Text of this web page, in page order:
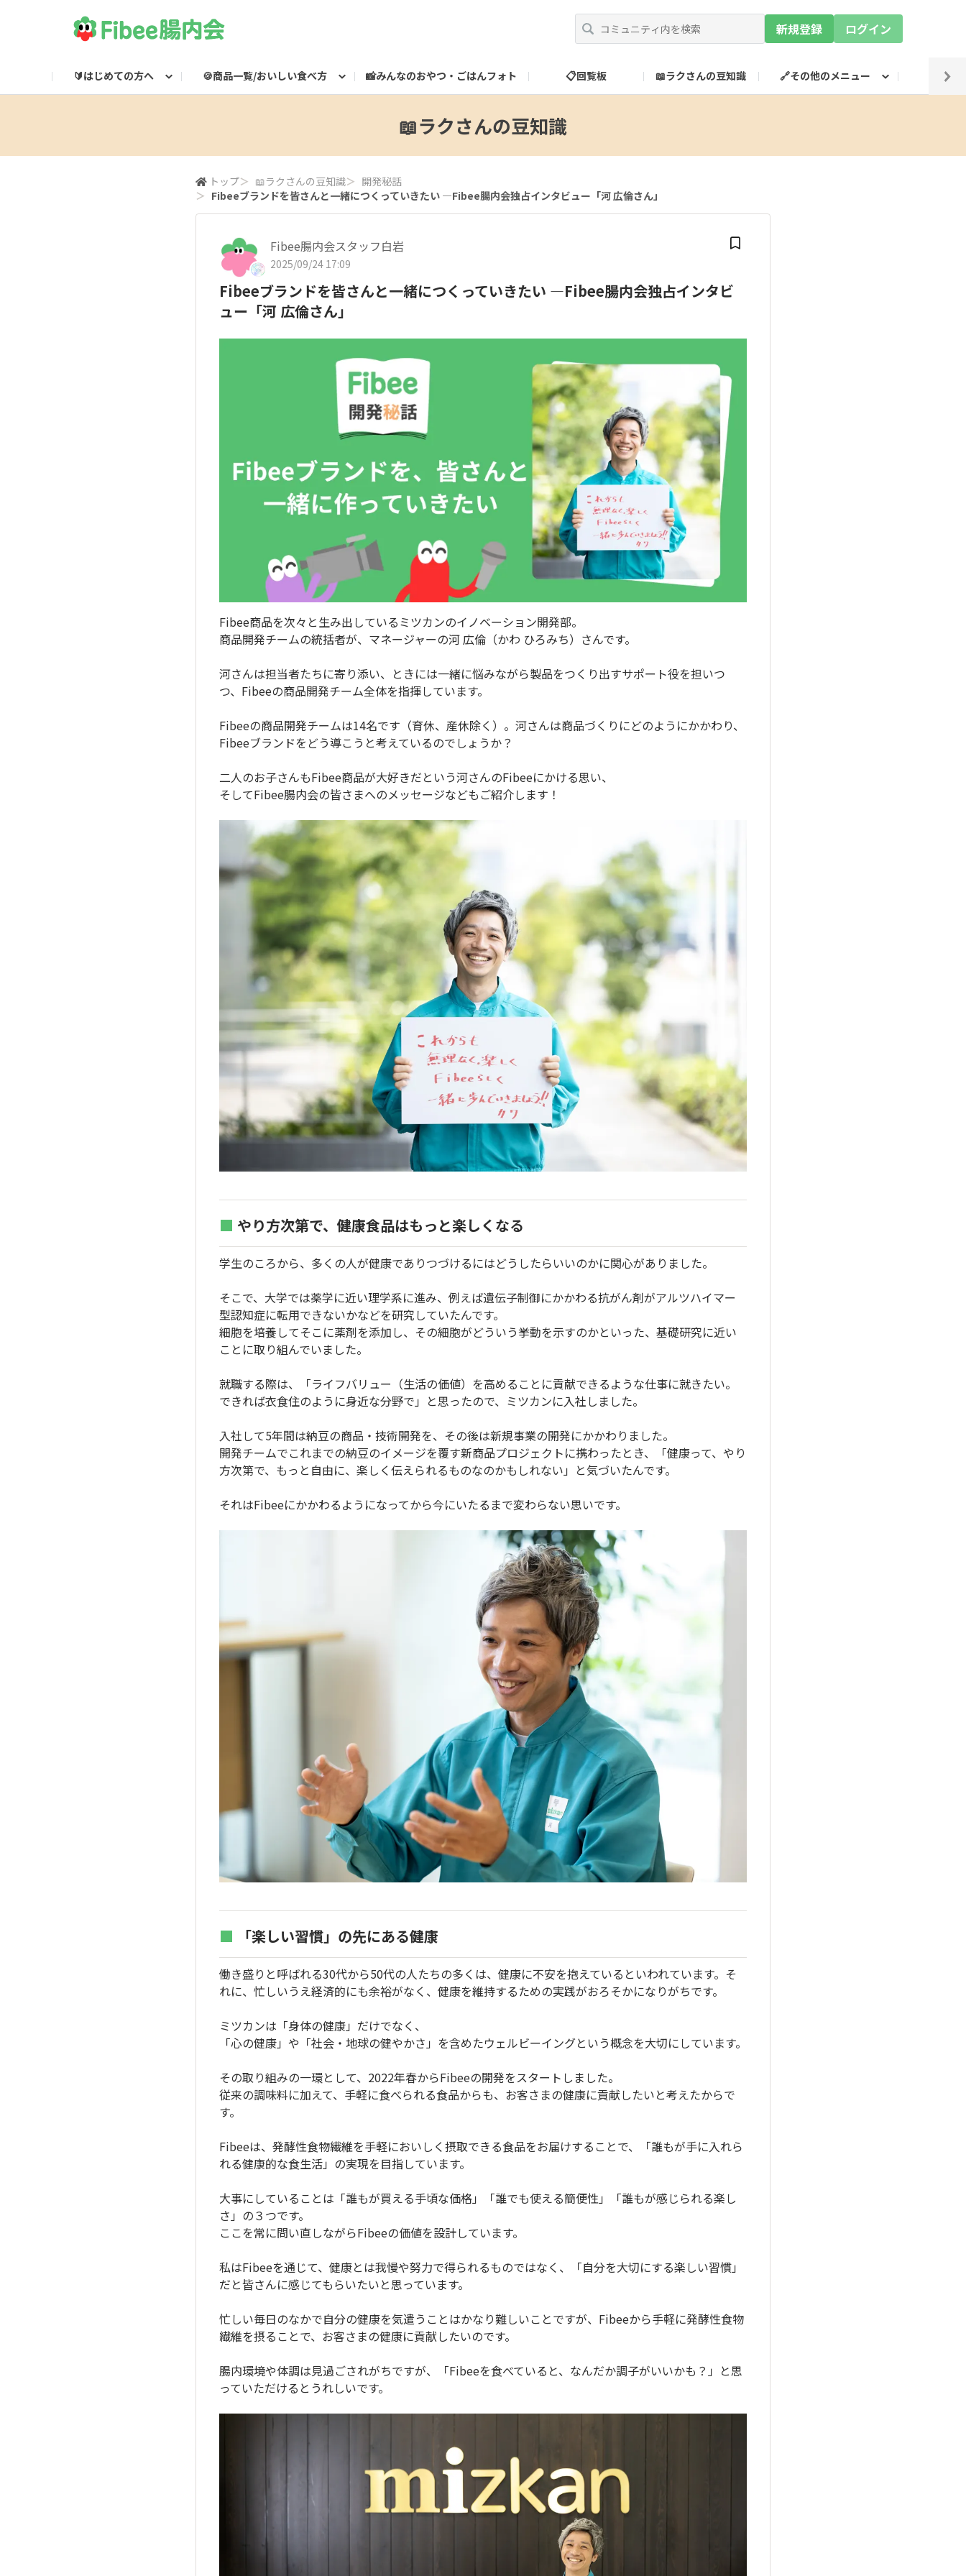
新規登録 ログイン
🔰はじめての方へ 🍪商品一覧/おいしい食べ方 📸みんなのおやつ・ごはんフォト 📋回覧板 📖ラクさんの豆知識 🔗その他のメニュー
📖ラクさんの豆知識
トップ＞ 📖ラクさんの豆知識＞ 開発秘話
＞ Fibeeブランドを皆さんと一緒につくっていきたい ―Fibee腸内会独占インタビュー「河 広倫さん」
Fibee腸内会スタッフ白岩
2025/09/24 17:09
Fibeeブランドを皆さんと一緒につくっていきたい ―Fibee腸内会独占インタビ
ュー「河 広倫さん」
Fibee商品を次々と生み出しているミツカンのイノベーション開発部。
商品開発チームの統括者が、マネージャーの河 広倫（かわ ひろみち）さんです。
河さんは担当者たちに寄り添い、ときには一緒に悩みながら製品をつくり出すサポート役を担いつ
つ、Fibeeの商品開発チーム全体を指揮しています。
Fibeeの商品開発チームは14名です（育休、産休除く）。河さんは商品づくりにどのようにかかわり、
Fibeeブランドをどう導こうと考えているのでしょうか？
二人のお子さんもFibee商品が大好きだという河さんのFibeeにかける思い、
そしてFibee腸内会の皆さまへのメッセージなどもご紹介します！
■ やり方次第で、健康食品はもっと楽しくなる
学生のころから、多くの人が健康でありつづけるにはどうしたらいいのかに関心がありました。
そこで、大学では薬学に近い理学系に進み、例えば遺伝子制御にかかわる抗がん剤がアルツハイマー
型認知症に転用できないかなどを研究していたんです。
細胞を培養してそこに薬剤を添加し、その細胞がどういう挙動を示すのかといった、基礎研究に近い
ことに取り組んでいました。
就職する際は、「ライフバリュー（生活の価値）を高めることに貢献できるような仕事に就きたい。
できれば衣食住のように身近な分野で」と思ったので、ミツカンに入社しました。
入社して5年間は納豆の商品・技術開発を、その後は新規事業の開発にかかわりました。
開発チームでこれまでの納豆のイメージを覆す新商品プロジェクトに携わったとき、「健康って、やり
方次第で、もっと自由に、楽しく伝えられるものなのかもしれない」と気づいたんです。
それはFibeeにかかわるようになってから今にいたるまで変わらない思いです。
■ 「楽しい習慣」の先にある健康
働き盛りと呼ばれる30代から50代の人たちの多くは、健康に不安を抱えているといわれています。そ
れに、忙しいうえ経済的にも余裕がなく、健康を維持するための実践がおろそかになりがちです。
ミツカンは「身体の健康」だけでなく、
「心の健康」や「社会・地球の健やかさ」を含めたウェルビーイングという概念を大切にしています。
その取り組みの一環として、2022年春からFibeeの開発をスタートしました。
従来の調味料に加えて、手軽に食べられる食品からも、お客さまの健康に貢献したいと考えたからで
す。
Fibeeは、発酵性食物繊維を手軽においしく摂取できる食品をお届けすることで、「誰もが手に入れら
れる健康的な食生活」の実現を目指しています。
大事にしていることは「誰もが買える手頃な価格」「誰でも使える簡便性」「誰もが感じられる楽し
さ」の３つです。
ここを常に問い直しながらFibeeの価値を設計しています。
私はFibeeを通じて、健康とは我慢や努力で得られるものではなく、「自分を大切にする楽しい習慣」
だと皆さんに感じてもらいたいと思っています。
忙しい毎日のなかで自分の健康を気遣うことはかなり難しいことですが、Fibeeから手軽に発酵性食物
繊維を摂ることで、お客さまの健康に貢献したいのです。
腸内環境や体調は見過ごされがちですが、「Fibeeを食べていると、なんだか調子がいいかも？」と思
っていただけるとうれしいです。